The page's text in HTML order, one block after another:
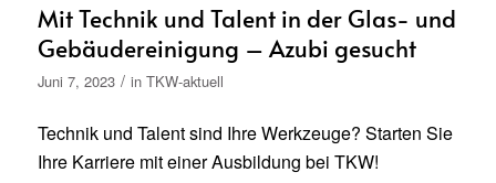
Mit Technik und Talent in der Glas- und
Gebäudereinigung – Azubi gesucht
Juni 7, 2023 / in TKW-aktuell
Technik und Talent sind Ihre Werkzeuge? Starten Sie
Ihre Karriere mit einer Ausbildung bei TKW!